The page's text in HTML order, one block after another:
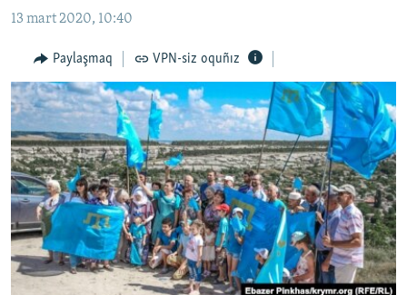
qaytmaq
MEDENİYET
İNSAN AQLARI
VİDEO
SÜRET
BLOGLAR
FİKİR
Русский
Українською
13 mart 2020, 10:40
Paylaşmaq VPN-siz oquñız